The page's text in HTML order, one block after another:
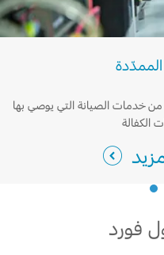
خدمات الصيانة التي يوصي بها
فورد